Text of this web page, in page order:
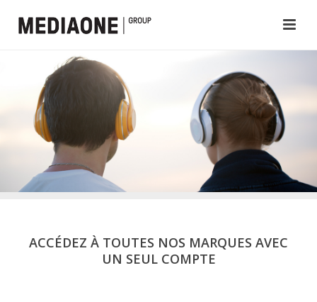
ACCÉDEZ À TOUTES NOS MARQUES AVEC
UN SEUL COMPTE